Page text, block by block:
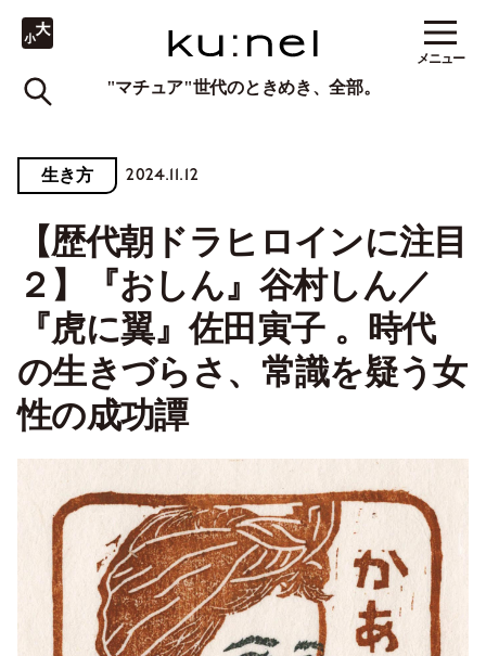
"マチュア"世代のときめき、全部。
メニュー
生き方 2024.11.12
【歴代朝ドラヒロインに注目
２】『おしん』谷村しん／
『虎に翼』佐田寅子 。時代
の生きづらさ、常識を疑う女
性の成功譚